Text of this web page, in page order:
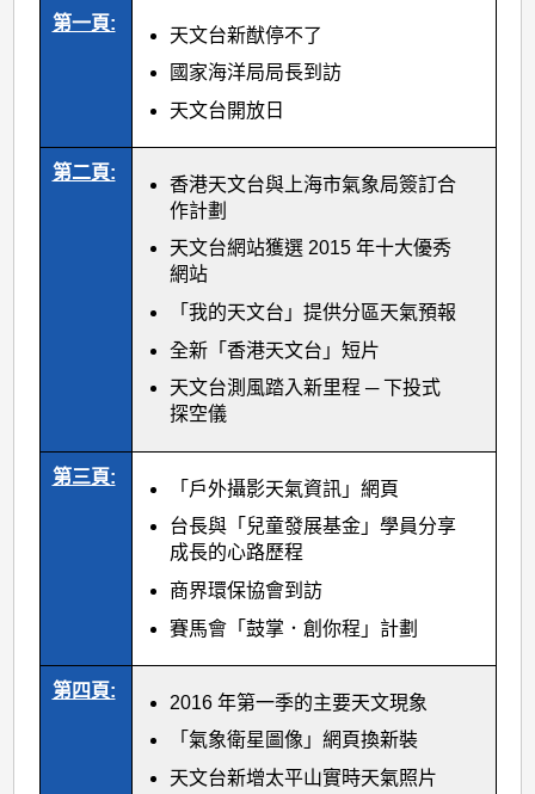
第一頁:
天文台新猷停不了
國家海洋局局長到訪
天文台開放日
第二頁:
香港天文台與上海市氣象局簽訂合
作計劃
天文台網站獲選 2015 年十大優秀
網站
「我的天文台」提供分區天氣預報
全新「香港天文台」短片
天文台測風踏入新里程 ─ 下投式
探空儀
第三頁:
「戶外攝影天氣資訊」網頁
台長與「兒童發展基金」學員分享
成長的心路歷程
商界環保協會到訪
賽馬會「鼓掌．創你程」計劃
第四頁:
2016 年第一季的主要天文現象
「氣象衛星圖像」網頁換新裝
天文台新增太平山實時天氣照片